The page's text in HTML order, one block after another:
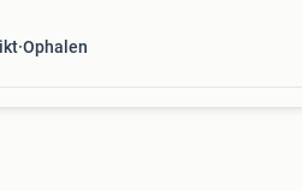
Ophalen